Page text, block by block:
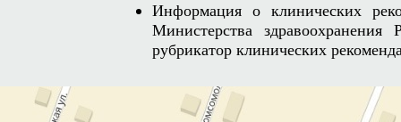
Информация о клинических
Министерства
рубрикатор клинических